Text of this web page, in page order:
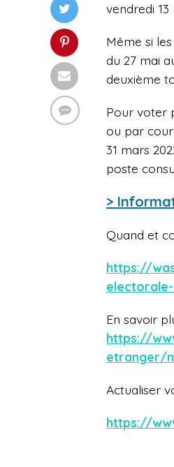
vendredi 13
Même si
du 27 mai
deuxième
Pour voter
ou par
31 mars
poste
>
Quand et
https://
En savoir
https://
etranger/
Actualiser
https://